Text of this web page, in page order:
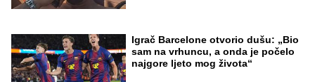
Igrač Barcelone otvorio dušu: „Bio
sam na vrhuncu, a onda je počelo
najgore ljeto mog života“